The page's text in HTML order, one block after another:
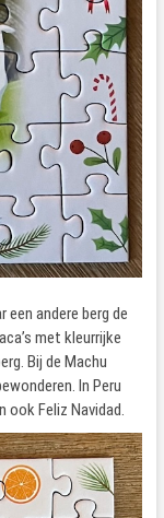
een andere berg de
met kleurrijke
Bij de Machu
In Peru
ook Feliz Navidad.